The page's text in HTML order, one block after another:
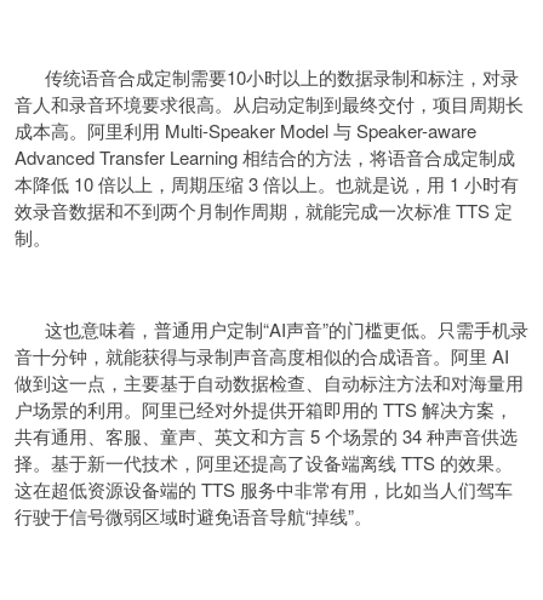
传统语音合成定制需要10小时以上的数据录制和标注，对录
音人和录音环境要求很高。从启动定制到最终交付，项目周期长
成本高。阿里利用 Multi-Speaker Model 与 Speaker-aware
Advanced Transfer Learning 相结合的方法，将语音合成定制成
本降低 10 倍以上，周期压缩 3 倍以上。也就是说，用 1 小时有
效录音数据和不到两个月制作周期，就能完成一次标准 TTS 定
制。
这也意味着，普通用户定制“AI声音”的门槛更低。只需手机录
音十分钟，就能获得与录制声音高度相似的合成语音。阿里 AI
做到这一点，主要基于自动数据检查、自动标注方法和对海量用
户场景的利用。阿里已经对外提供开箱即用的 TTS 解决方案，
共有通用、客服、童声、英文和方言 5 个场景的 34 种声音供选
择。基于新一代技术，阿里还提高了设备端离线 TTS 的效果。
这在超低资源设备端的 TTS 服务中非常有用，比如当人们驾车
行驶于信号微弱区域时避免语音导航“掉线”。